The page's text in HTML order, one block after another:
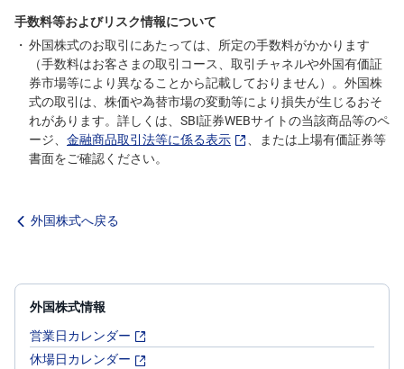
手数料等およびリスク情報について
外国株式のお取引にあたっては、所定の手数料がかかります
（手数料はお客さまの取引コース、取引チャネルや外国有価証
券市場等により異なることから記載しておりません）。外国株
式の取引は、株価や為替市場の変動等により損失が生じるおそ
れがあります。詳しくは、SBI証券WEBサイトの当該商品等のペ
ージ、 金融商品取引法等に係る表示
、または上場有価証券等
書面をご確認ください。
外国株式へ戻る
外国株式情報
営業日カレンダー
休場日カレンダー